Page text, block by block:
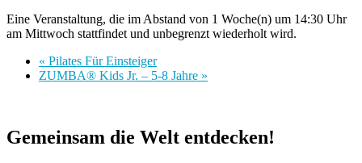
Eine Veranstaltung, die im Abstand von 1 Woche(n) um 14:30 Uhr
am Mittwoch stattfindet und unbegrenzt wiederholt wird.
« Pilates Für Einsteiger
ZUMBA® Kids Jr. – 5-8 Jahre »
Gemeinsam die Welt entdecken!